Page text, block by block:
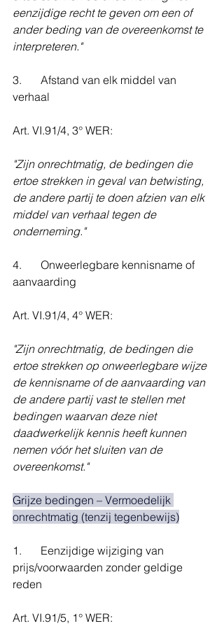
eenzijdige recht te geven om een of
ander beding van de overeenkomst te
interpreteren."
3. 	Afstand van elk middel van
verhaal
Art. VI.91/4, 3° WER:
"Zijn onrechtmatig, de bedingen die
ertoe strekken in geval van betwisting,
de andere partij te doen afzien van elk
middel van verhaal tegen de
onderneming."
4. 	Onweerlegbare kennisname of
aanvaarding
Art. VI.91/4, 4° WER:
"Zijn onrechtmatig, de bedingen die
ertoe strekken op onweerlegbare wijze
de kennisname of de aanvaarding van
de andere partij vast te stellen met
bedingen waarvan deze niet
daadwerkelijk kennis heeft kunnen
nemen vóór het sluiten van de
overeenkomst."
Grijze bedingen – Vermoedelijk
onrechtmatig (tenzij tegenbewijs)
1. 	Eenzijdige wijziging van
prijs/voorwaarden zonder geldige
reden
Art. VI.91/5, 1° WER: